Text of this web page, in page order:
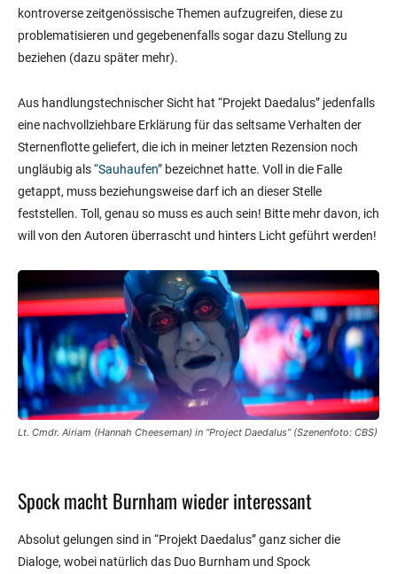
kontroverse zeitgenössische Themen aufzugreifen, diese zu
problematisieren und gegebenenfalls sogar dazu Stellung zu
beziehen (dazu später mehr).
Aus handlungstechnischer Sicht hat “Projekt Daedalus” jedenfalls
eine nachvollziehbare Erklärung für das seltsame Verhalten der
Sternenflotte geliefert, die ich in meiner letzten Rezension noch
ungläubig als“Sauhaufen” bezeichnet hatte. Voll in die Falle
getappt, muss beziehungsweise darf ich an dieser Stelle
feststellen. Toll, genau so muss es auch sein! Bitte mehr davon, ich
will von den Autoren überrascht und hinters Licht geführt werden!
Lt. Cmdr. Airiam (Hannah Cheeseman) in “Project Daedalus” (Szenenfoto: CBS)
Spock macht Burnham wieder interessant
Absolut gelungen sind in “Projekt Daedalus” ganz sicher die
Dialoge, wobei natürlich das Duo Burnham und Spock